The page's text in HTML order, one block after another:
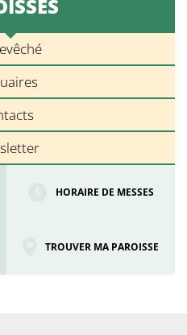
HORAIRE DE MESSES
TROUVER MA PAROISSE